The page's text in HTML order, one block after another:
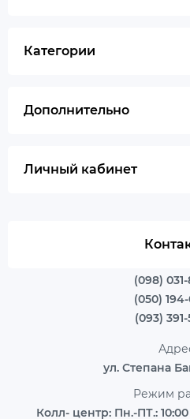
Категории
Дополнительно
Личный кабинет
(098)
(050)
(093)
ул. Степана
Режим
Колл- центр: Пн.-ПТ.: 10:00